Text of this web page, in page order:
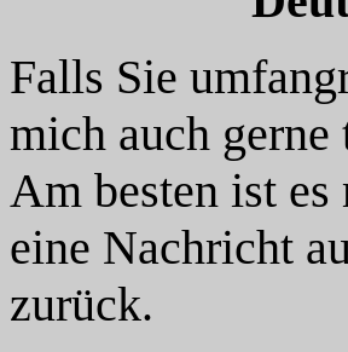
Falls Sie
mich auch
Am besten ist
eine Nachricht
zurück.